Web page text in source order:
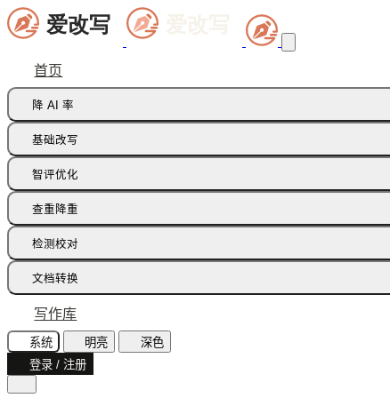
首页
降 AI 率
痕迹橡皮擦
多语种降痕
基础改写
同义词替换
智评优化
批注智改
查重降重
论文降重
检测校对
AI 文本检测(中文)
AI 文本检测(英文)
AI 图片检测
AI味诊断
文本纠错
文档转换
飞书文档
智能读文
文档识别
写作库
系统 明亮
深色
登录 / 注册